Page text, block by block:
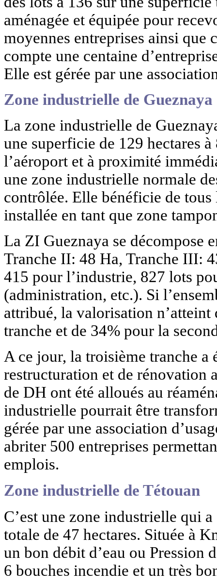
aménagée et équipée pour
moyennes entreprises ainsi que
compte une centaine
Elle est gérée par une
Zone industrielle de
La zone industrielle de
une superficie de 129 hectares
l’aéroport et à proximité
une zone industrielle normale
contrôlée. Elle bénéficie de
installée en tant que zone
La ZI Gueznaya se décompose
Tranche II: 48 Ha, Tranche III:
415 pour l’industrie, 827 lots
(administration, etc.). Si
attribué, la valorisation n’atteint
tranche et de 34% pour la
A ce jour, la troisième tranche a
restructuration et de rénovation
de DH ont été alloués au
industrielle pourrait être
gérée par une association
abriter 500 entreprises
emplois.
Zone industrielle de Tétouan
C’est une zone industrielle qui
totale de 47 hectares. Située à
un bon débit d’eau ou Pression
6 bouches incendie et un très